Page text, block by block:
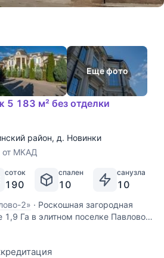
Еще фото
183 м² без отделки
район, д. Новинки
от МКАД
соток
190
спален
10
санузла
10
2» · Роскошная загородная
1,9 Га в элитном поселке Павлово
Общая застройка занимает 8 803
помещений — свыше 5
резиденция создана для тех, кто